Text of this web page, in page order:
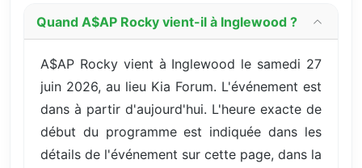
Quand A$AP Rocky vient-il à Inglewood ?
A$AP Rocky vient à Inglewood le samedi 27
juin 2026, au lieu Kia Forum. L'événement est
dans à partir d'aujourd'hui. L'heure exacte de
début du programme est indiquée dans les
détails de l'événement sur cette page, dans la